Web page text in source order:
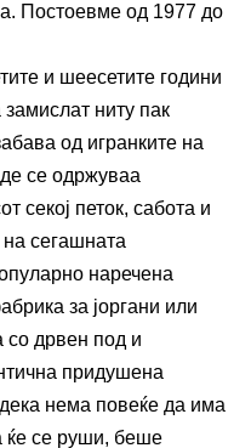
Постоевме од 1977 до
и шеесетите години
ниту пак
од игранките на
се одржуваа
секој петок, сабота и
сегашната
наречена
за јоргани или
со дрвен под и
придушена
дека нема повеќе да има
ќе се руши, беше